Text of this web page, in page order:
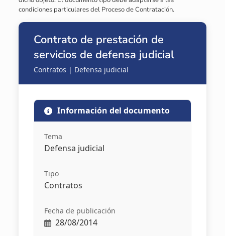
condiciones particulares del Proceso de Contratación.
Contrato de prestación de
servicios de defensa judicial
Contratos | Defensa judicial
Información del documento
Tema
Defensa judicial
Tipo
Contratos
Fecha de publicación
28/08/2014